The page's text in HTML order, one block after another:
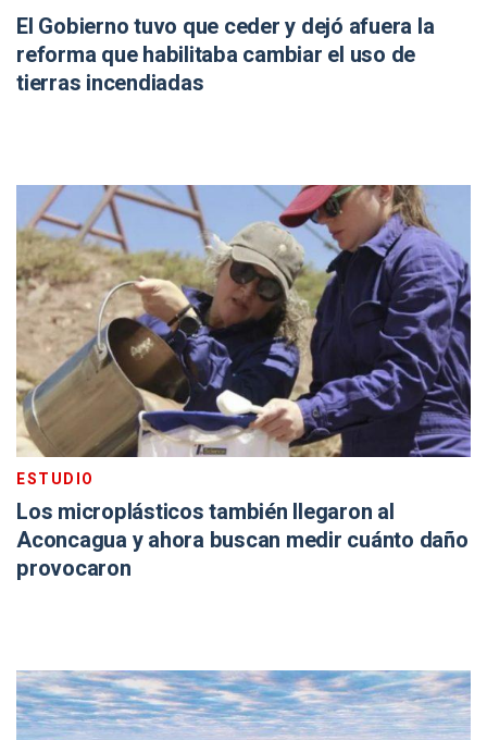
El Gobierno tuvo que ceder y dejó afuera la
reforma que habilitaba cambiar el uso de
tierras incendiadas
ESTUDIO
Los microplásticos también llegaron al
Aconcagua y ahora buscan medir cuánto daño
provocaron